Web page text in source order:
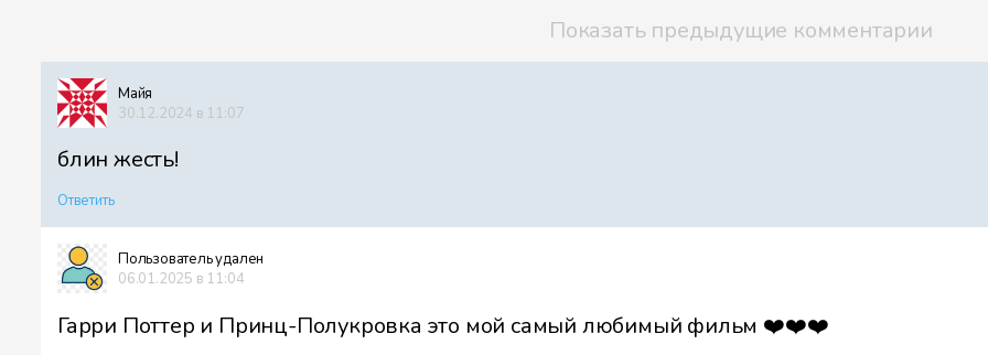
Файл 14
Показать предыдущие комментарии
Майя
30.12.2024 в 11:07
блин жесть!
Ответить
Пользователь удален
06.01.2025 в 11:04
Гарри Поттер и Принц-Полукровка это мой самый любимый фильм ❤️❤️❤️